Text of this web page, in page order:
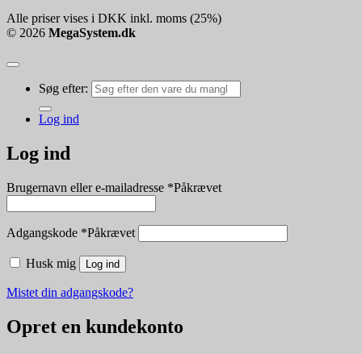
Alle priser vises i DKK inkl. moms (25%)
© 2026 MegaSystem.dk
Søg efter:
Log ind
Log ind
Brugernavn eller e-mailadresse *Påkrævet
Adgangskode *Påkrævet
Husk mig Log ind
Mistet din adgangskode?
Opret en kundekonto